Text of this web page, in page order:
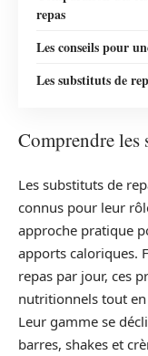
repas
Les conseils pour
Les substituts de
Comprendre les
Les substituts de
connus pour leur
approche pratique
apports caloriques.
repas par jour, ces
nutritionnels tout
Leur gamme se
barres, shakes et